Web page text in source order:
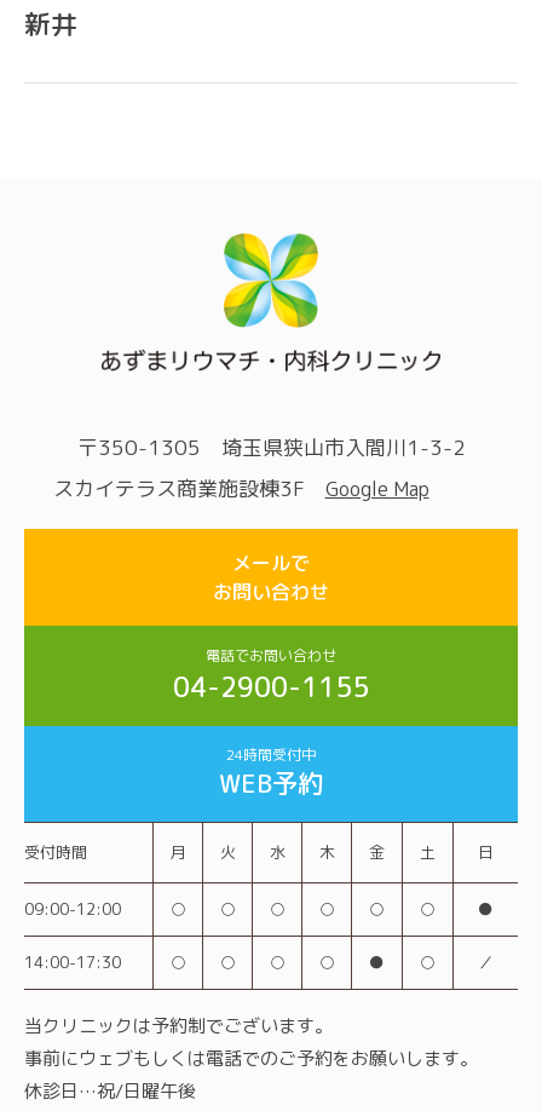
新井
〒350-1305 埼玉県狭山市入間川1-3-2
スカイテラス商業施設棟3F Google Map
メールで
お問い合わせ
電話でお問い合わせ
04-2900-1155
24時間受付中
WEB予約
受付時間 月 火 水 木 金 土 日
09:00-12:00 ○ ○ ○ ○ ○ ○ ●
14:00-17:30 ○ ○ ○ ○ ● ○ ／
当クリニックは予約制でございます。
事前にウェブもしくは電話でのご予約をお願いします。
休診日…祝/日曜午後